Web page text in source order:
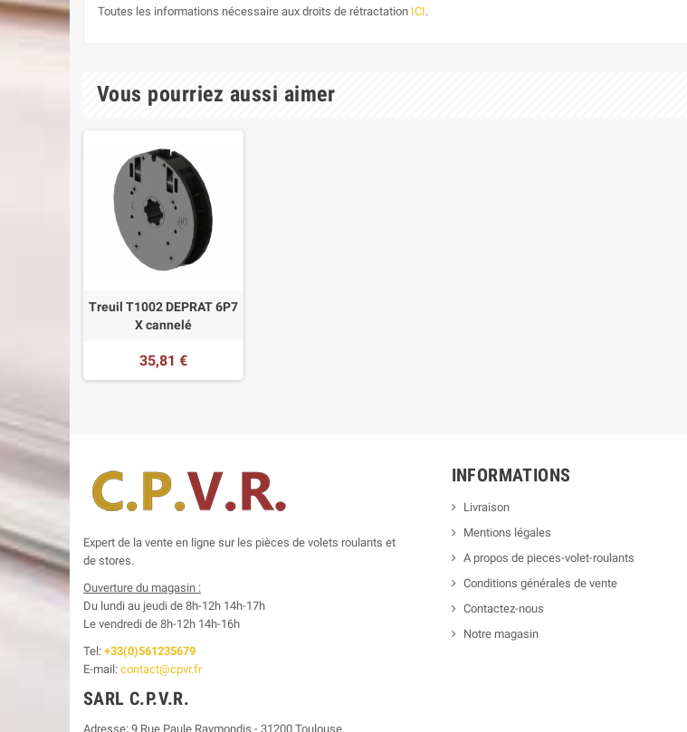
Toutes les informations nécessaire aux droits de rétractation ICI.
Vous pourriez aussi aimer
Treuil T1002 DEPRAT 6P7
X cannelé
35,81 €
Expert de la vente en ligne sur les pièces de volets roulants et
de stores.
Ouverture du magasin :
Du lundi au jeudi de 8h-12h 14h-17h
Le vendredi de 8h-12h 14h-16h
Tel: +33(0)561235679
E-mail: contact@cpvr.fr
SARL C.P.V.R.
Adresse: 9 Rue Paule Raymondis - 31200 Toulouse
INFORMATIONS
Livraison
Mentions légales
A propos de pieces-volet-roulants
Conditions générales de vente
Contactez-nous
Notre magasin